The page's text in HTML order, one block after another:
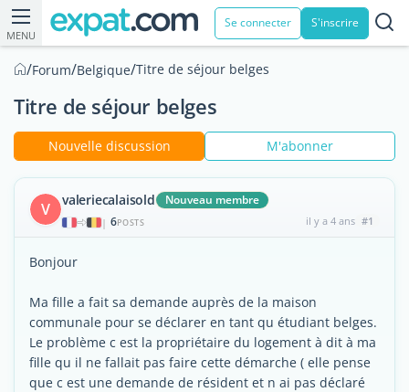
MENU
Se connecter S'inscrire
/Forum/Belgique/Titre de séjour belges
Titre de séjour belges
Nouvelle discussion M'abonner
V valeriecalaisold Nouveau membre
| 6POSTS il y a 4 ans #1
Bonjour
Ma fille a fait sa demande auprès de la maison
communale pour se déclarer en tant qu étudiant belges.
Le problème c est la propriétaire du logement à dit à ma
fille qu il ne fallait pas faire cette démarche ( elle pense
que c est une demande de résident et n ai pas déclaré